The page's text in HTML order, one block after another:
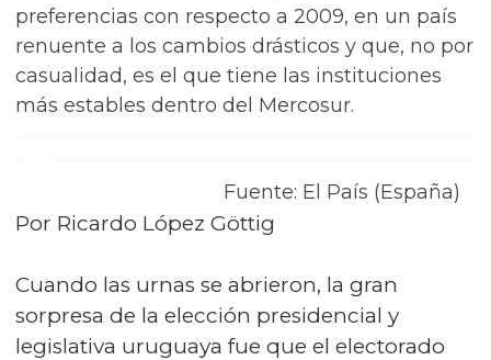
preferencias con respecto a 2009, en un país
renuente a los cambios drásticos y que, no por
casualidad, es el que tiene las instituciones
más estables dentro del Mercosur.
Fuente: El País (España)
Por Ricardo López Göttig
Cuando las urnas se abrieron, la gran
sorpresa de la elección presidencial y
legislativa uruguaya fue que el electorado